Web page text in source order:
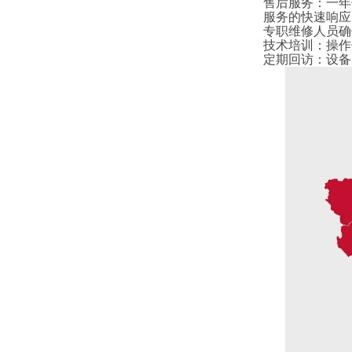
售后服务 ： 一
服务的快速响应
专职维修人员
技术培训
： 操
定期回访 ： 设